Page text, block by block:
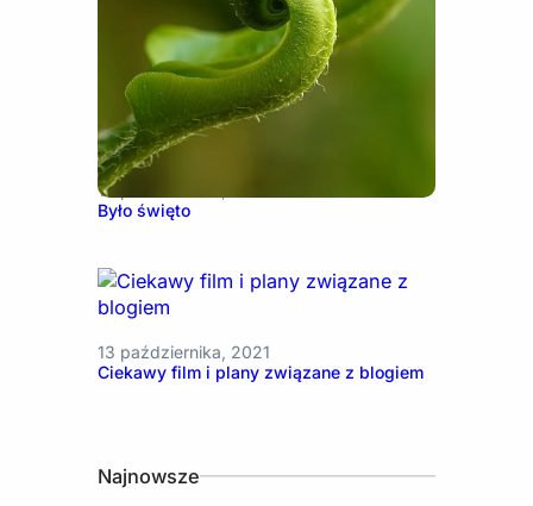
10 października, 2016
Było święto
13 października, 2021
Ciekawy film i plany związane z blogiem
Najnowsze